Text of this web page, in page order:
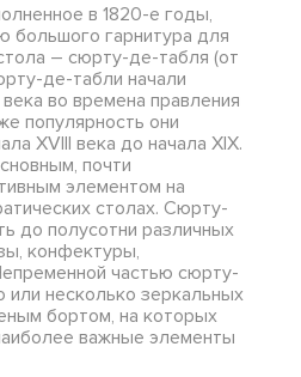
в 1820-е годы,
большого гарнитура для
– сюрту-де-табля (от
де-табли начали
во времена правления
популярность они
XVIII века до начала XIX.
почти
элементом на
столах. Сюрту-
до полусотни различных
конфектуры,
частью сюрту-
несколько зеркальных
бортом, на которых
важные элементы